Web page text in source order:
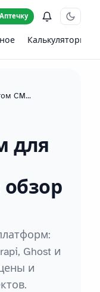
Калькуляторы
Топ-10 платформ для управления контентом CMS: обзор 2026
для
обзор
Ghost и
и